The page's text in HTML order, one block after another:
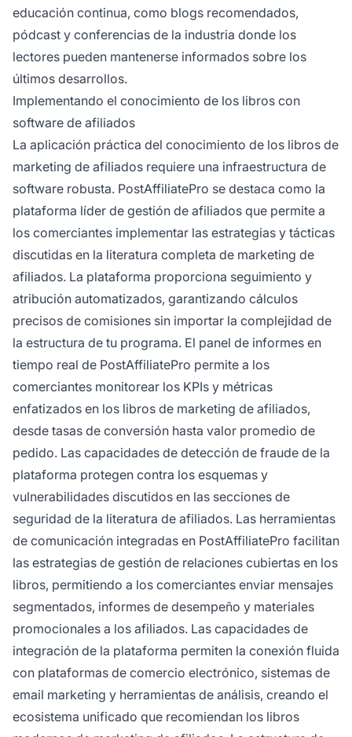
educación continua, como blogs recomendados,
pódcast y conferencias de la industria donde los
lectores pueden mantenerse informados sobre los
últimos desarrollos.
Implementando el conocimiento de los libros con
software de afiliados
La aplicación práctica del conocimiento de los libros de
marketing de afiliados requiere una infraestructura de
software robusta. PostAffiliatePro se destaca como la
plataforma líder de gestión de afiliados que permite a
los comerciantes implementar las estrategias y tácticas
discutidas en la literatura completa de marketing de
afiliados. La plataforma proporciona seguimiento y
atribución automatizados, garantizando cálculos
precisos de comisiones sin importar la complejidad de
la estructura de tu programa. El panel de informes en
tiempo real de PostAffiliatePro permite a los
comerciantes monitorear los KPIs y métricas
enfatizados en los libros de marketing de afiliados,
desde tasas de conversión hasta valor promedio de
pedido. Las capacidades de detección de fraude de la
plataforma protegen contra los esquemas y
vulnerabilidades discutidos en las secciones de
seguridad de la literatura de afiliados. Las herramientas
de comunicación integradas en PostAffiliatePro facilitan
las estrategias de gestión de relaciones cubiertas en los
libros, permitiendo a los comerciantes enviar mensajes
segmentados, informes de desempeño y materiales
promocionales a los afiliados. Las capacidades de
integración de la plataforma permiten la conexión fluida
con plataformas de comercio electrónico, sistemas de
email marketing y herramientas de análisis, creando el
ecosistema unificado que recomiendan los libros